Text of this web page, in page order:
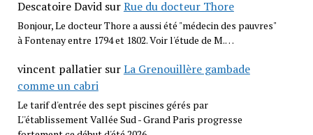
Descatoire DavidsurRue du docteur Thore
Bonjour, Le docteur Thore a aussi été "médecin des pauvres"
à Fontenay entre 1794 et 1802. Voir l'étude de M.…
vincent pallatiersurLa Grenouillère gambade
comme un cabri
Le tarif d'entrée des sept piscines gérés par
L''établissement Vallée Sud - Grand Paris progresse